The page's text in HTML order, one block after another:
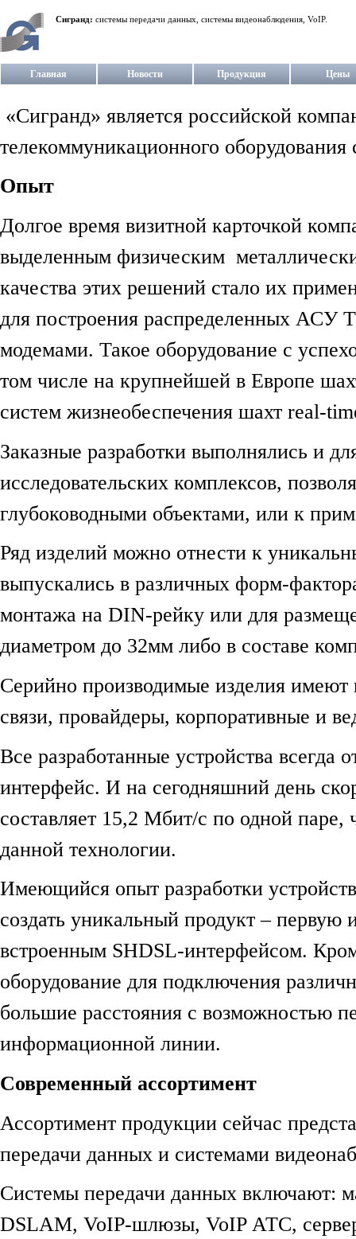
Сигранд: системы передачи данных, системы видеонаблюдения, VoIP.
Главная Новости Продукция Цены
«Сигранд» является российской
телекоммуникационного оборудования
Опыт
Долгое время визитной карточкой
выделенным физическим
качества этих решений стало их
для построения распределенных АСУ
модемами. Такое оборудование с
том числе на крупнейшей в Европе
систем жизнеобеспечения шахт real-
Заказные разработки выполнялись и
исследовательских комплексов,
глубоководными объектами, или к
Ряд изделий можно отнести к
выпускались в различных форм-
монтажа на DIN-рейку или для
диаметром до 32мм либо в составе
Серийно производимые изделия
связи, провайдеры, корпоративные и
Все разработанные устройства всегда
интерфейс. И на сегодняшний день
составляет 15,2 Мбит/c по одной
данной технологии.
Имеющийся опыт разработки
создать уникальный продукт –
встроенным SHDSL-интерфейсом.
оборудование для подключения
большие расстояния с возможностью
информационной линии.
Современный ассортимент
Ассортимент продукции сейчас
передачи данных и системами
Системы передачи данных включают:
DSLAM, VoIP-шлюзы, VoIP АТС,